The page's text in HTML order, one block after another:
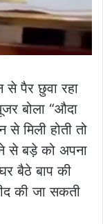
पैर छुवा रहा
बोला “औदा
मिली होती तो
से बड़े को अपना
बैठे बाप की
की जा सकती